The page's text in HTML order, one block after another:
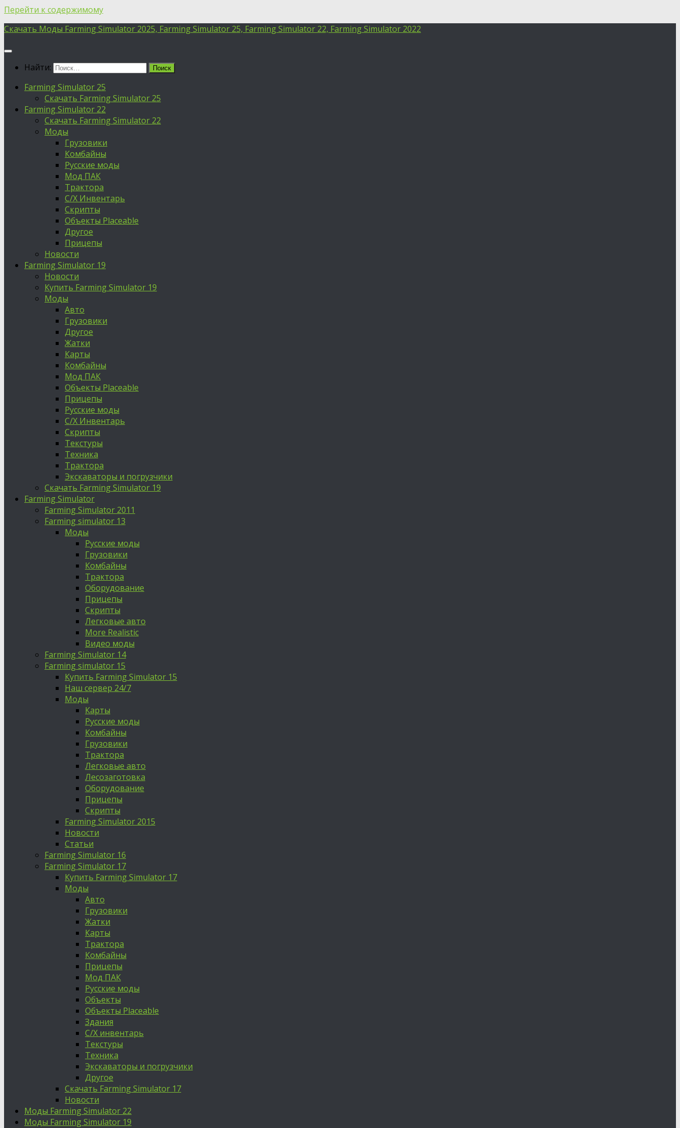
Перейти к содержимому
Скачать Моды Farming Simulator 2025, Farming Simulator 25, Farming Simulator 22, Farming Simulator 2022
Найти:
Farming Simulator 25
Скачать Farming Simulator 25
Farming Simulator 22
Скачать Farming Simulator 22
Моды
Грузовики
Комбайны
Русские моды
Мод ПАК
Трактора
С/Х Инвентарь
Скрипты
Объекты Placeable
Другое
Прицепы
Новости
Farming Simulator 19
Новости
Купить Farming Simulator 19
Моды
Авто
Грузовики
Другое
Жатки
Карты
Комбайны
Мод ПАК
Объекты Placeable
Прицепы
Русские моды
С/Х Инвентарь
Скрипты
Текстуры
Техника
Трактора
Экскаваторы и погрузчики
Скачать Farming Simulator 19
Farming Simulator
Farming Simulator 2011
Farming simulator 13
Моды
Русские моды
Грузовики
Комбайны
Трактора
Оборудование
Прицепы
Скрипты
Легковые авто
More Realistic
Видео моды
Farming Simulator 14
Farming simulator 15
Купить Farming Simulator 15
Наш сервер 24/7
Моды
Карты
Русские моды
Комбайны
Грузовики
Трактора
Легковые авто
Лесозаготовка
Оборудование
Прицепы
Скрипты
Farming Simulator 2015
Новости
Статьи
Farming Simulator 16
Farming Simulator 17
Купить Farming Simulator 17
Моды
Авто
Грузовики
Жатки
Карты
Трактора
Комбайны
Прицепы
Мод ПАК
Русские моды
Объекты
Объекты Placeable
Здания
С/Х инвентарь
Текстуры
Техника
Экскаваторы и погрузчики
Другое
Скачать Farming Simulator 17
Новости
Моды Farming Simulator 22
Моды Farming Simulator 19